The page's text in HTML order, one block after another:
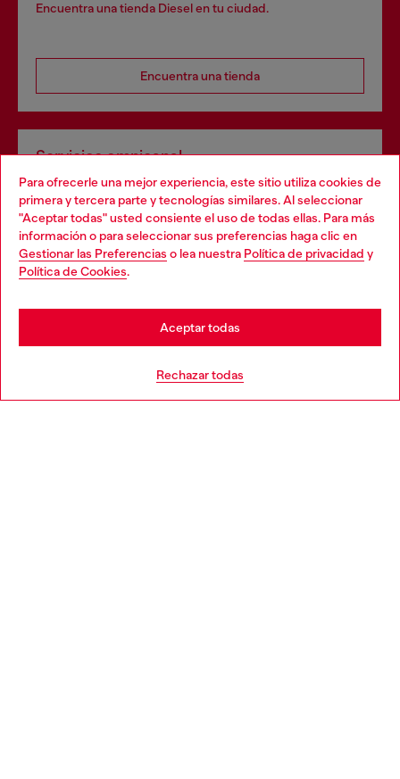
Para ofrecerle una mejor experiencia, este sitio utiliza cookies de
primera y tercera parte y tecnologías similares. Al seleccionar
"Aceptar todas" usted consiente el uso de todas ellas. Para más
información o para seleccionar sus preferencias haga clic en
Gestionar las Preferencias o lea nuestra Política de privacidad y
Política de Cookies.
Rechazar todas
Aceptar todas
Encuentra una tienda Diesel en tu ciudad.
Encuentra una tienda
Servicios omnicanal
Descubre todos nuestros servicios, tanto en línea como
en la tienda.
Choose your location
You are currently browsing España website, but it seems you
may be based in United States